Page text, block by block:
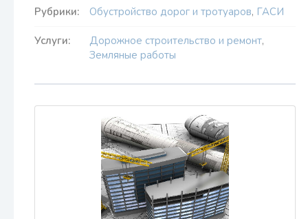
Рубрики: Обустройство дорог и тротуаров, ГАСИ
Услуги: Дорожное строительство и ремонт,
Земляные работы